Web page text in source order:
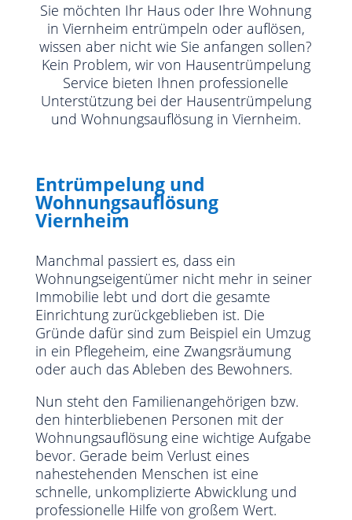
Sie möchten Ihr Haus oder Ihre Wohnung
in Viernheim entrümpeln oder auflösen,
wissen aber nicht wie Sie anfangen sollen?
Kein Problem, wir von Hausentrümpelung
Service bieten Ihnen professionelle
Unterstützung bei der Hausentrümpelung
und Wohnungsauflösung in Viernheim.
Entrümpelung und
Wohnungsauflösung
Viernheim
Manchmal passiert es, dass ein
Wohnungseigentümer nicht mehr in seiner
Immobilie lebt und dort die gesamte
Einrichtung zurückgeblieben ist. Die
Gründe dafür sind zum Beispiel ein Umzug
in ein Pflegeheim, eine Zwangsräumung
oder auch das Ableben des Bewohners.
Nun steht den Familienangehörigen bzw.
den hinterbliebenen Personen mit der
Wohnungsauflösung eine wichtige Aufgabe
bevor. Gerade beim Verlust eines
nahestehenden Menschen ist eine
schnelle, unkomplizierte Abwicklung und
professionelle Hilfe von großem Wert.